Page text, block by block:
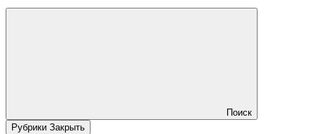
Поиск
Рубрики Закрыть